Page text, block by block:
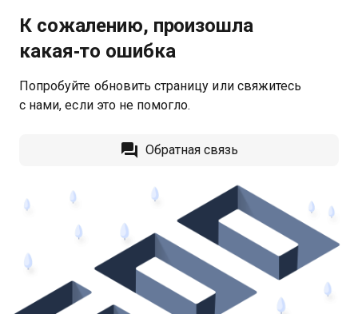
К сожалению, произошла
какая‑то ошибка
Попробуйте обновить страницу или свяжитесь
с нами, если это не помогло.
Обратная связь